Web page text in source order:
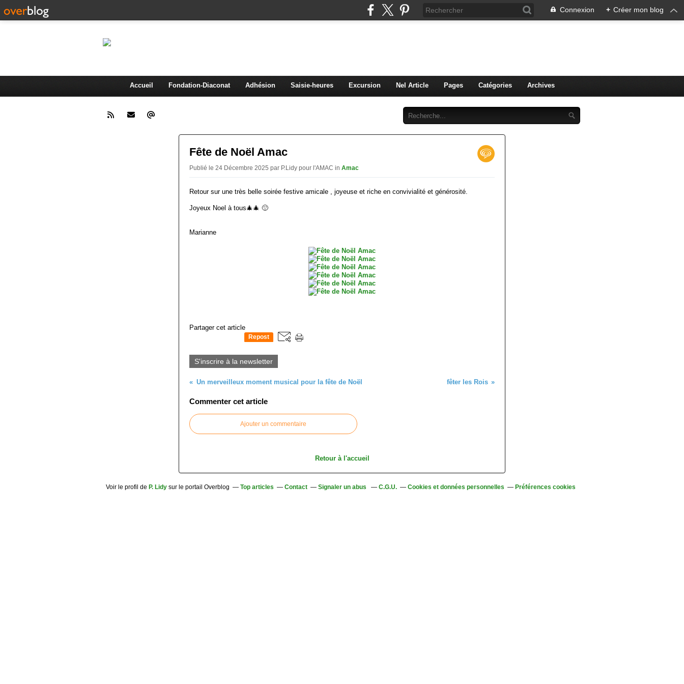
Connexion + Créer mon blog
Accueil Fondation-Diaconat Adhésion Saisie-heures Excursion Nel Article Pages Catégories Archives
Fête de Noël Amac
Publié le 24 Décembre 2025 par P.Lidy pour l'AMAC in Amac
Retour sur une très belle soirée festive amicale , joyeuse et riche en convivialité et générosité.
Joyeux Noel à tous🎄🎄 🙂
Marianne
Partager cet article
Repost
S'inscrire à la newsletter
Un merveilleux moment musical pour la fête de Noël fêter les Rois
Commenter cet article
Ajouter un commentaire
Retour à l'accueil
Voir le profil de P. Lidysur le portail Overblog Top articles Contact Signaler un abus C.G.U. Cookies et données personnelles Préférences cookies